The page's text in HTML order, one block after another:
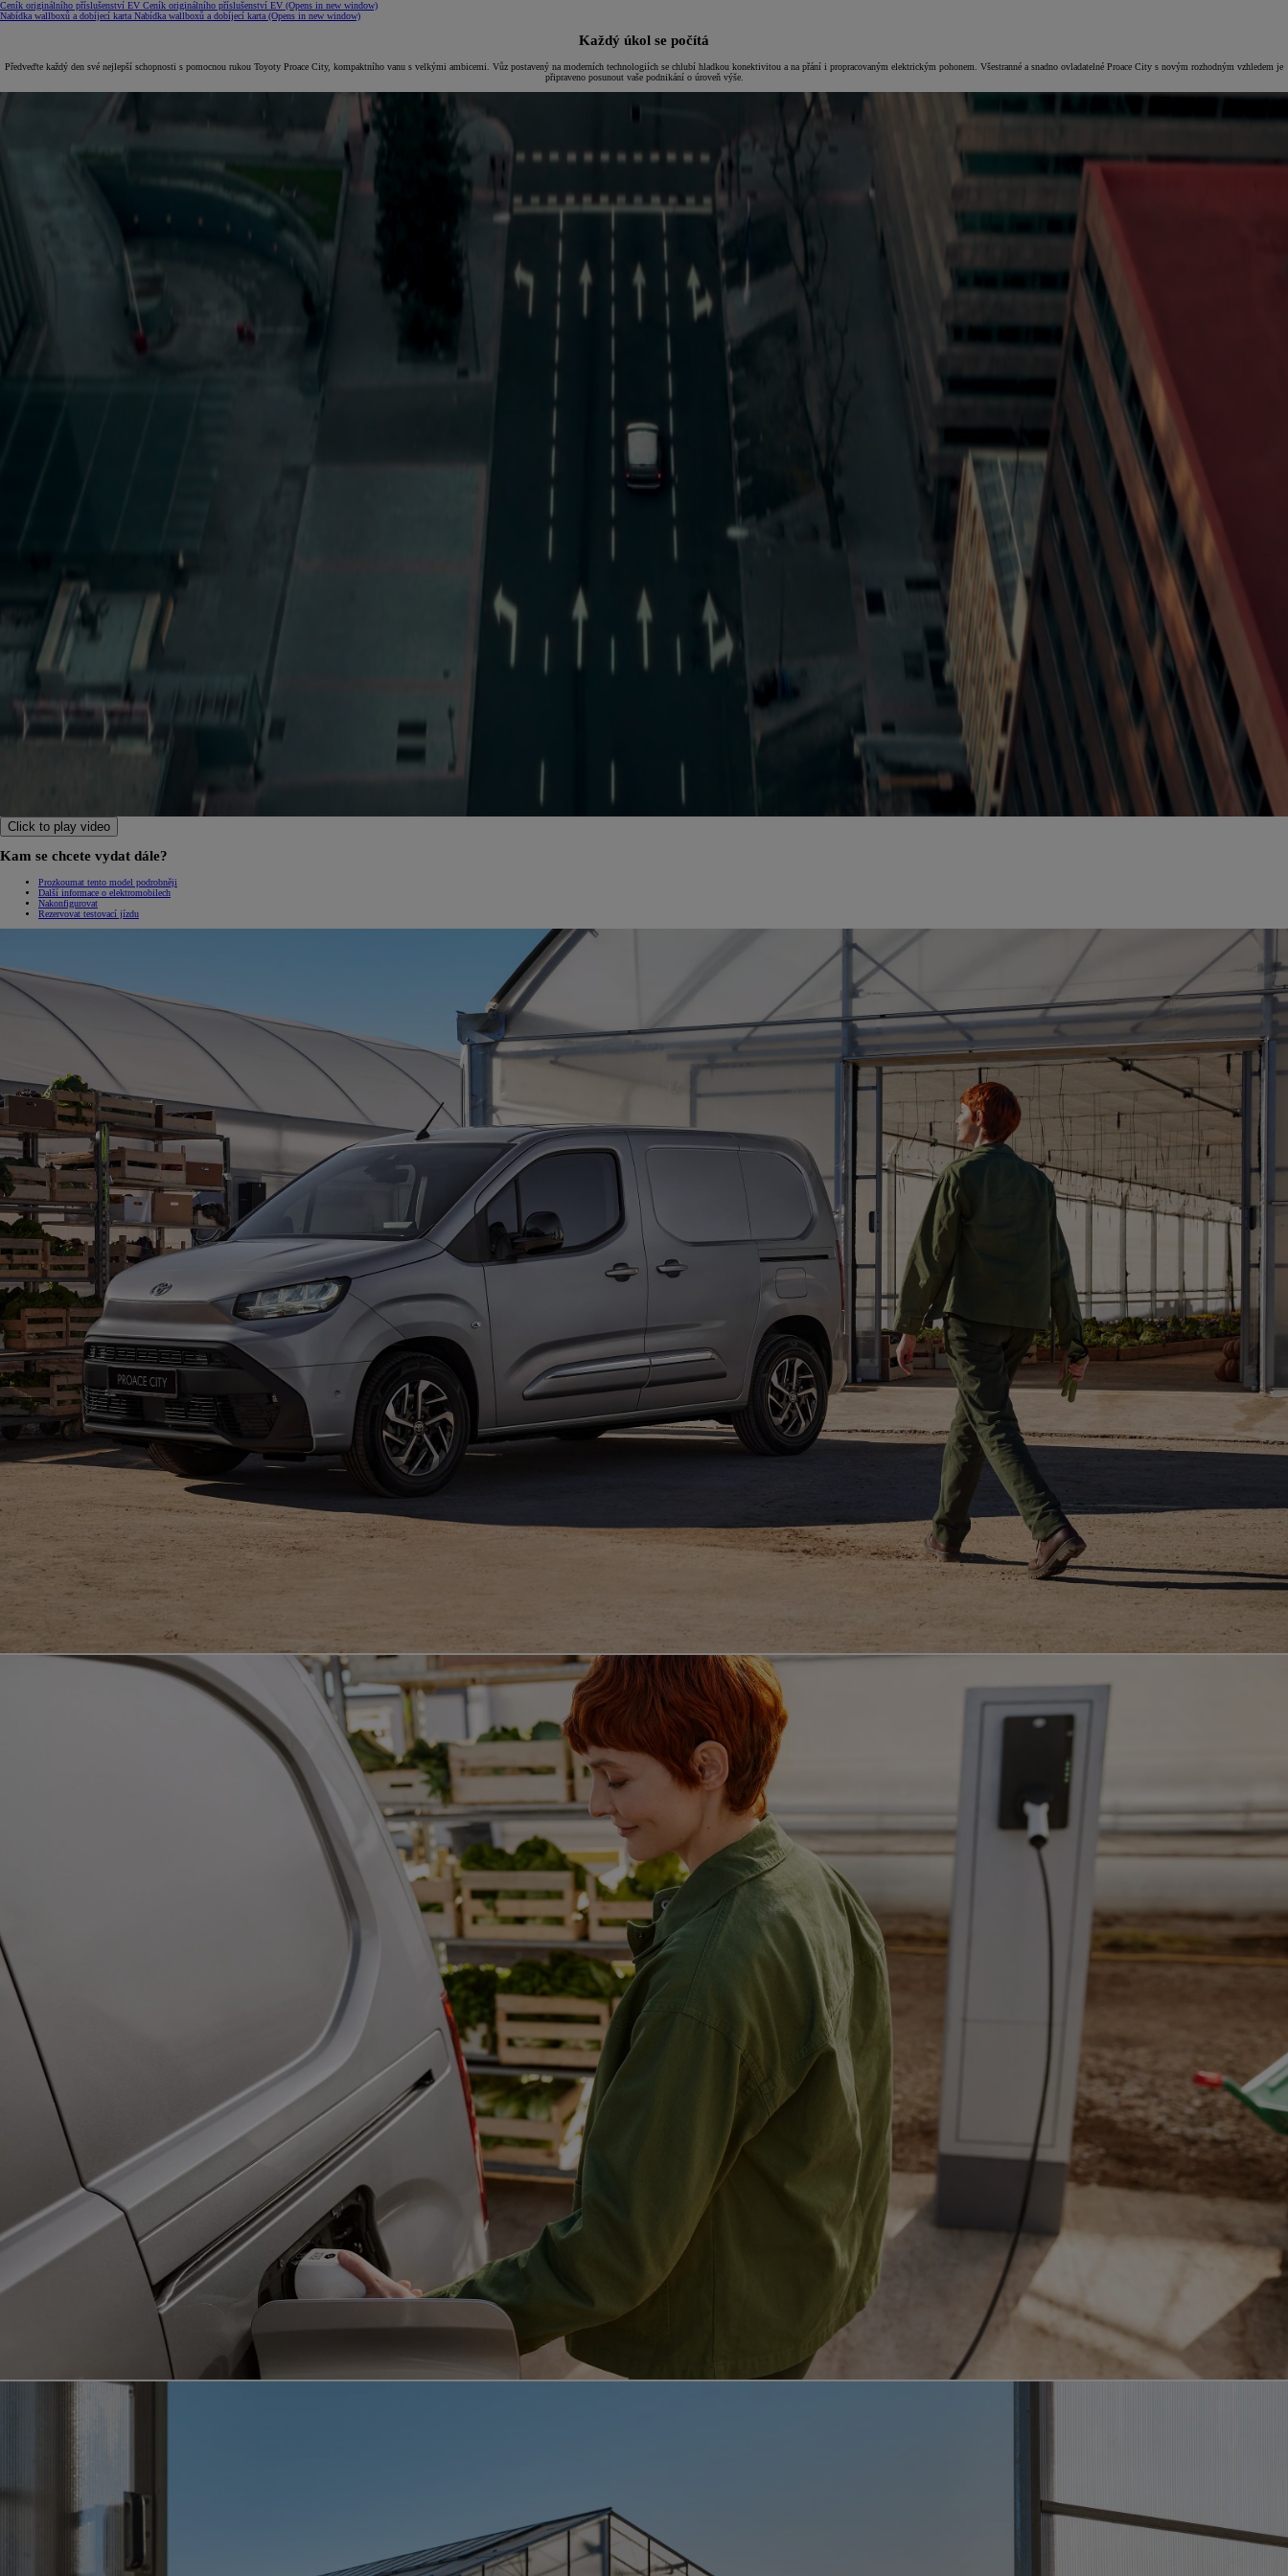
399 000 Kč s DPH
HYBRID
Ceník originálního příslušenství EV Ceník originálního příslušenství EV (Opens in new window)
Nabídka wallboxů a dobíjecí karta Nabídka wallboxů a dobíjecí karta (Opens in new window)
Každý úkol se počítá
Předveďte každý den své nejlepší schopnosti s pomocnou rukou Toyoty Proace City, kompaktního vanu s velkými ambicemi. Vůz postavený na moderních technologiích se chlubí hladkou konektivitou a na přání i propracovaným elektrickým pohonem. Všestranné a snadno ovladatelné Proace City s novým rozhodným vzhledem je
připraveno posunout vaše podnikání o úroveň výše.
Click to play video
Kam se chcete vydat dále?
Prozkoumat tento model podrobněji
Další informace o elektromobilech
Nakonfigurovat
Rezervovat testovací jízdu